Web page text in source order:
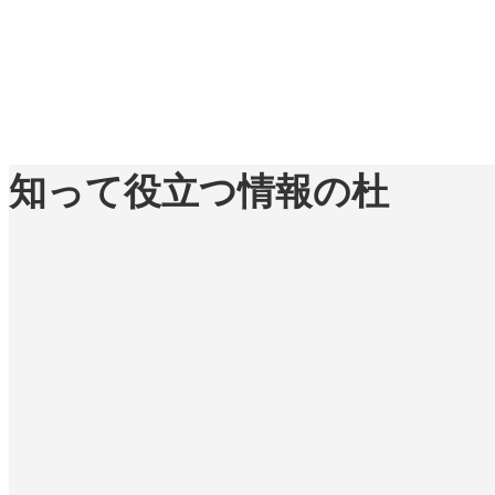
知って役立つ情報の杜